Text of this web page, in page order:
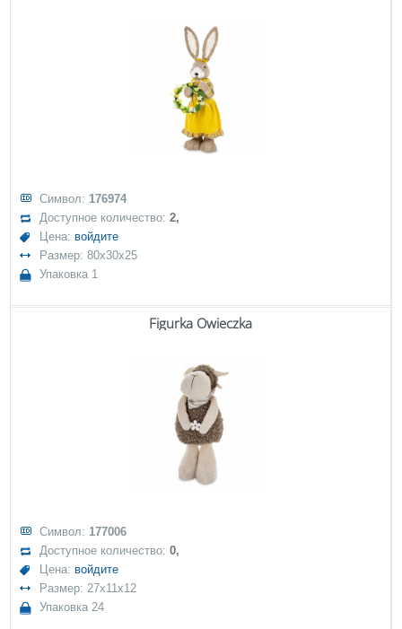
Символ: 176974
Доступное количество:2,
Цена: войдите
Размер: 80x30x25
Упаковка 1
Figurka Owieczka
Символ: 177006
Доступное количество:0,
Цена: войдите
Размер: 27x11x12
Упаковка 24